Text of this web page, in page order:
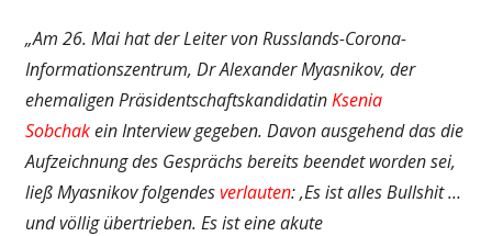
„Am 26. Mai hat der Leiter von Russlands-Corona-
Informationszentrum, Dr Alexander Myasnikov, der
ehemaligen PräsidentschaftskandidatinKsenia
Sobchakein Interview gegeben. Davon ausgehend das die
Aufzeichnung des Gesprächs bereits beendet worden sei,
ließ Myasnikov folgendesverlauten: ‚Es ist alles Bullshit …
und völlig übertrieben. Es ist eine akute